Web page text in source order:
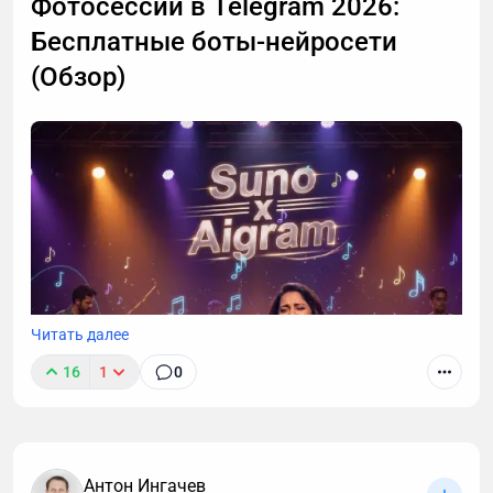
Я решил разобраться, откуда ноги растут 🦶
Фотосессии в Telegram 2026:
Бесплатные боты-нейросети
(Обзор)
Читать далее
16 1 0
Антон Ингачев